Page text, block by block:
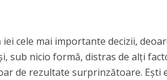
cele mai importante decizii,
sub nicio formă, distras de alți
de rezultate surprinzătoare.